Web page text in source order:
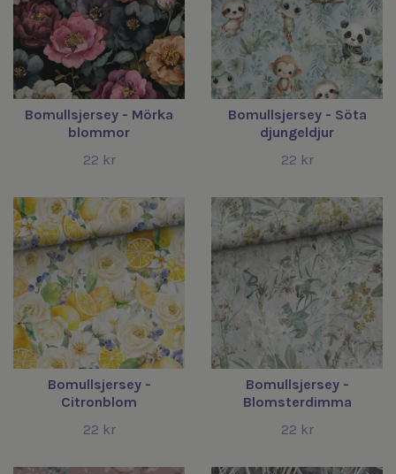
Bomullsjersey - Mörka
blommor
22 kr
Bomullsjersey - Söta
djungeldjur
22 kr
Bomullsjersey -
Citronblom
22 kr
Bomullsjersey -
Blomsterdimma
22 kr